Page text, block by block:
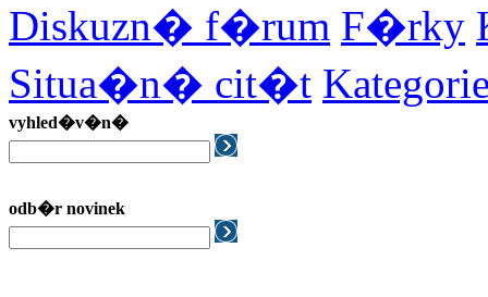
Diskuzn� f�rum F�rky
Situa�n� cit�t
vyhled�v�n�
odb�r novinek